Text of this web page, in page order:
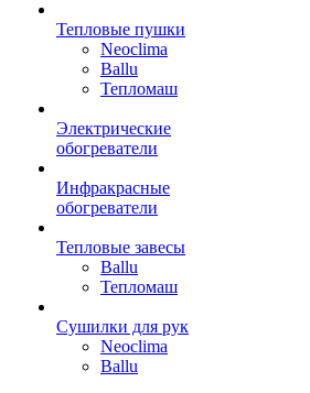
Тепловые пушки
Neoclima
Ballu
Тепломаш
Электрические
обогреватели
Инфракрасные
обогреватели
Тепловые завесы
Ballu
Тепломаш
Сушилки для рук
Neoclima
Ballu